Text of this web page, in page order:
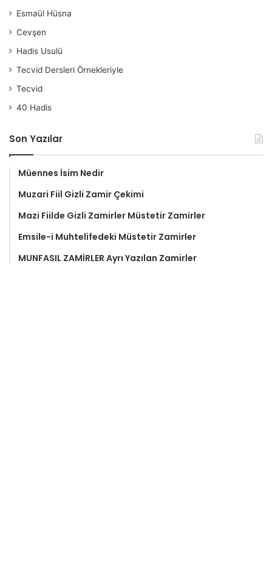
Esmaül Hüsna
Cevşen
Hadis Usulü
Tecvid Dersleri Örnekleriyle
Tecvid
40 Hadis
Son Yazılar
Müennes İsim Nedir
Muzari Fiil Gizli Zamir Çekimi
Mazi Fiilde Gizli Zamirler Müstetir Zamirler
Emsile-i Muhtelifedeki Müstetir Zamirler
MUNFASIL ZAMİRLER Ayrı Yazılan Zamirler